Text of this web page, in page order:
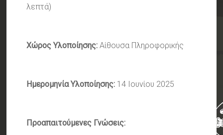
λεπτά)
Χώρος Υλοποίησης:Αίθουσα Πληροφορικής
Ημερομηνία Υλοποίησης: 14 Ιουνίου 2025
Προαπαιτούμενες Γνώσεις: